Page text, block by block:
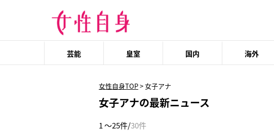
芸能 皇室 国内 海外
女性自身TOP>女子アナ
女子アナの最新ニュース
1 ～25件/30件